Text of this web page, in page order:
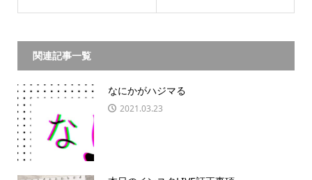
関連記事一覧
なにかがハジマる
2021.03.23